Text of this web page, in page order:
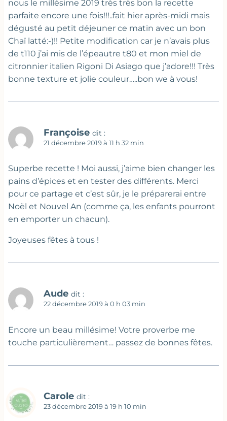
nous le millésime 2019 très très bon la recette
parfaite encore une fois!!!..fait hier après-midi mais
dégusté au petit déjeuner ce matin avec un bon
Chaï latté:-)!! Petite modification car je n’avais plus
de t110 j’ai mis de l’épeautre t80 et mon miel de
citronnier italien Rigoni Di Asiago que j’adore!!! Très
bonne texture et jolie couleur…..bon we à vous!
Françoise dit :
21 décembre 2019 à 11 h 32 min
Superbe recette ! Moi aussi, j’aime bien changer les
pains d’épices et en tester des différents. Merci
pour ce partage et c’est sûr, je le préparerai entre
Noël et Nouvel An (comme ça, les enfants pourront
en emporter un chacun).
Joyeuses fêtes à tous !
Aude dit :
22 décembre 2019 à 0 h 03 min
Encore un beau millésime! Votre proverbe me
touche particulièrement… passez de bonnes fêtes.
Carole dit :
23 décembre 2019 à 19 h 10 min